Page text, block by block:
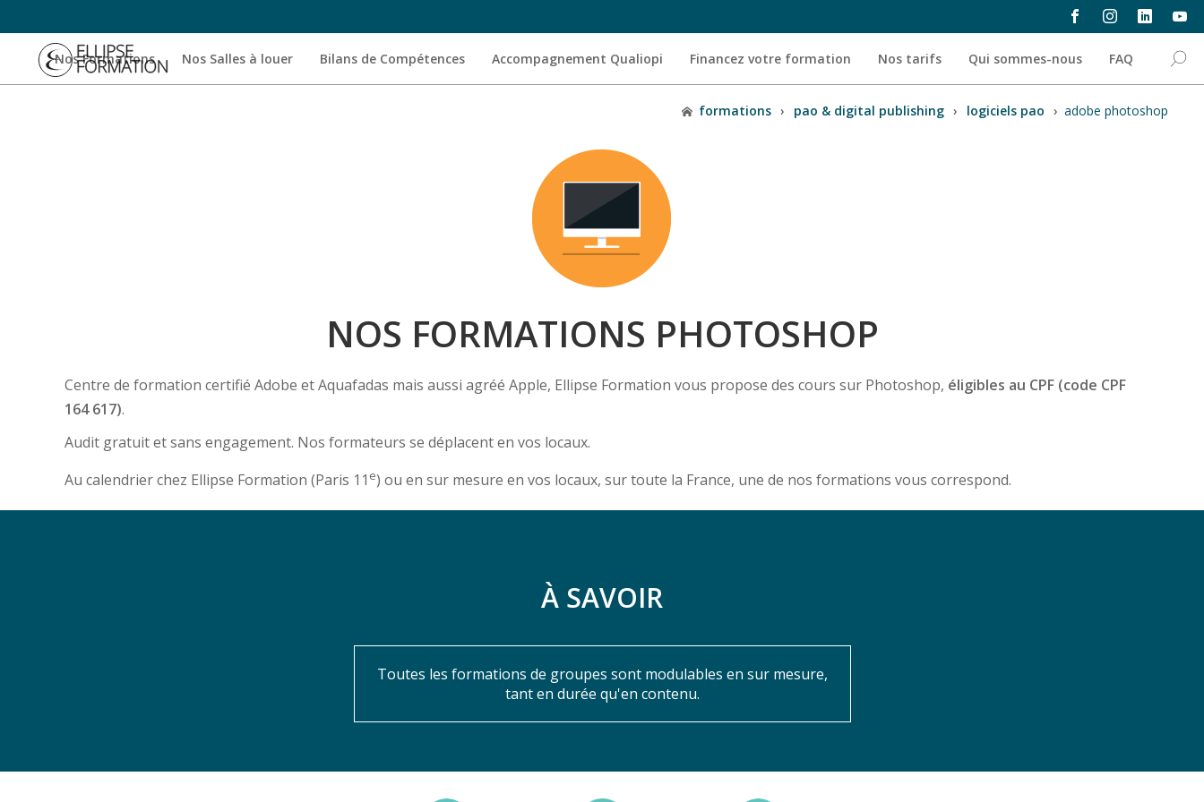
Nos Formations Nos Salles à louer Bilans de Compétences Accompagnement Qualiopi Financez votre formation Nos tarifs Qui sommes-nous FAQ
formations › pao & digital publishing › logiciels pao › adobe photoshop
NOS FORMATIONS PHOTOSHOP
Centre de formation certifié Adobe et Aquafadas mais aussi agréé Apple, Ellipse Formation vous propose des cours sur Photoshop, éligibles au CPF (code CPF
164 617).
Audit gratuit et sans engagement. Nos formateurs se déplacent en vos locaux.
Au calendrier chez Ellipse Formation (Paris 11 e) ou en sur mesure en vos locaux, sur toute la France, une de nos formations vous correspond.
À SAVOIR
Toutes les formations de groupes sont modulables en sur mesure,
tant en durée qu'en contenu.